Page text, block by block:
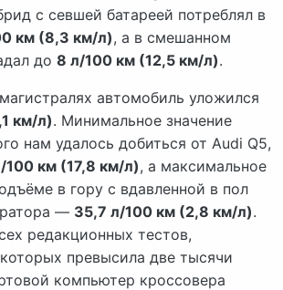
с севшей батареей потреблял в
км (8,3 км/л), а в смешанном
до 8 л/100 км (12,5 км/л).
автомобиль уложился
км/л). Минимальное значение
нам удалось добиться от Audi Q5,
100 км (17,8 км/л), а максимальное
в гору с вдавленной в пол
— 35,7 л/100 км (2,8 км/л).
редакционных тестов,
превысила две тысячи
компьютер кроссовера